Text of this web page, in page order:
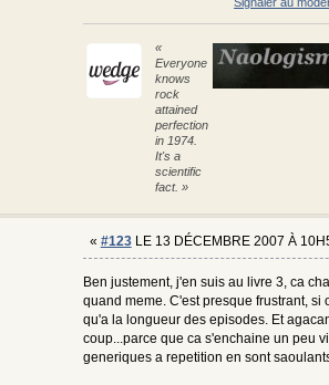
«
Everyone
knows
rock
attained
perfection
in 1974.
It's a
scientific
fact. »
« #123LE 13 DÉCEMBRE 2007 À
Ben justement, j'en suis au livre 3, ca
quand meme. C'est presque frustrant, si
qu'a la longueur des episodes. Et
coup...parce que ca s'enchaine un peu
generiques a repetition en sont